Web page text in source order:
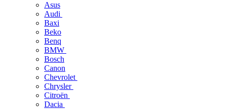
Asus
Audi
Baxi
Beko
Benq
BMW
Bosch
Canon
Chevrolet
Chrysler
Citroën
Dacia